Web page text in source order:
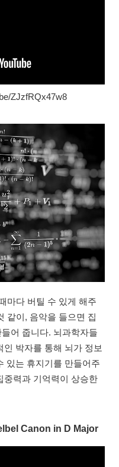
ZJzfRQx47w8
마다 버틸 수 있게 해주
같이, 음악을 들으면 집
어 줍니다. 뇌과학자들
박자를 통해 뇌가 정보
있는 휴지기를 만들어주
중력과 기억력이 상승한
Canon in D Major